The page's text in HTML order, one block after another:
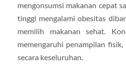
mengonsumsi makanan cepat
tinggi mengalami obesitas
memilih makanan sehat.
memengaruhi penampilan
secara keseluruhan.